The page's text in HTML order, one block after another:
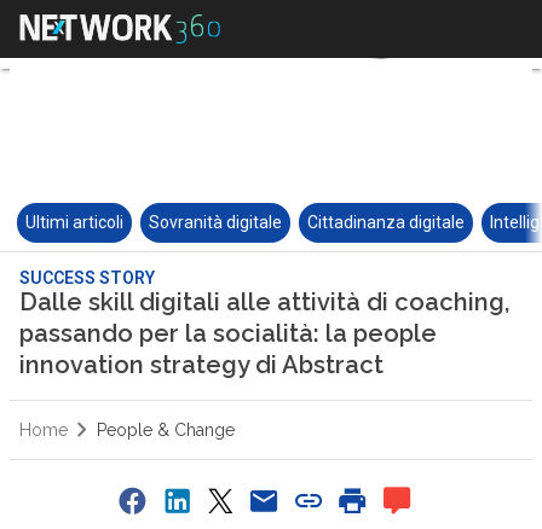
Ultimi articoli Sovranità digitale Cittadinanza digitale
SUCCESS STORY
Dalle skill digitali alle attività di coaching,
passando per la socialità: la people
innovation strategy di Abstract
Home People & Change